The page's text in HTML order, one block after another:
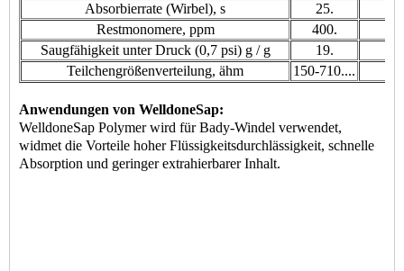
Absorbierrate (Wirbel), s
25.
Restmonomere, ppm
400.
Saugfähigkeit unter Druck (0,7 psi) g / g
19.
Teilchengrößenverteilung, ähm
150-710....
Anwendungen von WelldoneSap:
WelldoneSap Polymer wird für Bady-Windel verwendet,
widmet die Vorteile hoher Flüssigkeitsdurchlässigkeit, schnelle
Absorption und geringer extrahierbarer Inhalt.